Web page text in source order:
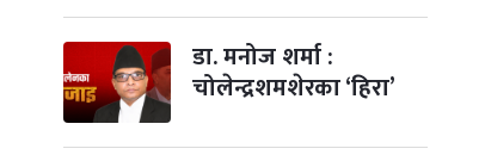
डा. मनोज शर्मा :
चोलेन्द्रशमशेरका ‘हिरा’